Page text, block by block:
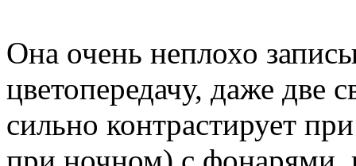
Она очень неплохо
цветопередачу, даже две
сильно контрастирует